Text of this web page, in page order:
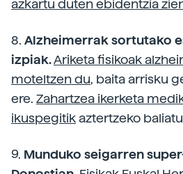
azkartu duten ebidentzia
8. Alzheimerrak sortutako
izpiak.Ariketa fisikoak
moteltzen du, baita arrisku
ere. Zahartzea ikerketa
ikuspegitik aztertzeko
9. Munduko seigarren